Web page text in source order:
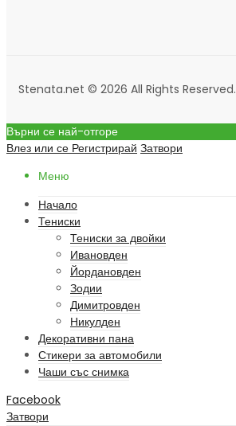
Stenata.net © 2026 All Rights Reserved.
Върни се най-отгоре
Влез или се Регистрирай Затвори
Меню
Начало
Тениски
Тениски за двойки
Ивановден
Йордановден
Зодии
Димитровден
Никулден
Декоративни пана
Стикери за автомобили
Чаши със снимка
Facebook
Затвори